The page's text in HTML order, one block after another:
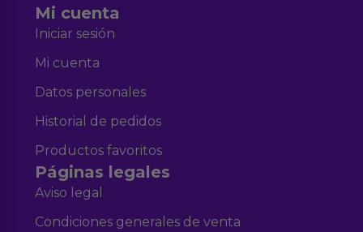
Mi cuenta
Iniciar sesión
Mi cuenta
Datos personales
Historial de pedidos
Productos favoritos
Páginas legales
Aviso legal
Condiciones generales de venta